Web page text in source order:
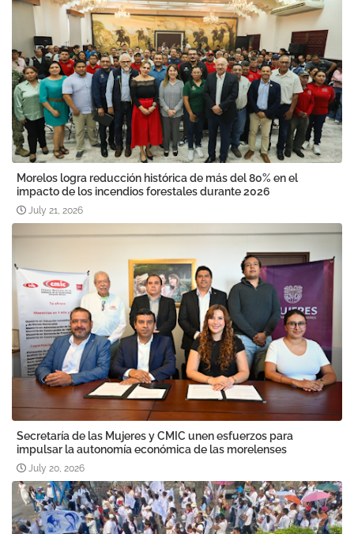
Morelos logra reducción histórica de más del 80% en el
impacto de los incendios forestales durante 2026
July 21, 2026
Secretaría de las Mujeres y CMIC unen esfuerzos para
impulsar la autonomía económica de las morelenses
July 20, 2026